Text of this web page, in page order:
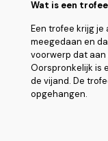
Wat is een
Een trofee krijg
meegedaan en
voorwerp dat
Oorspronkelijk is
de vijand. De
opgehangen.